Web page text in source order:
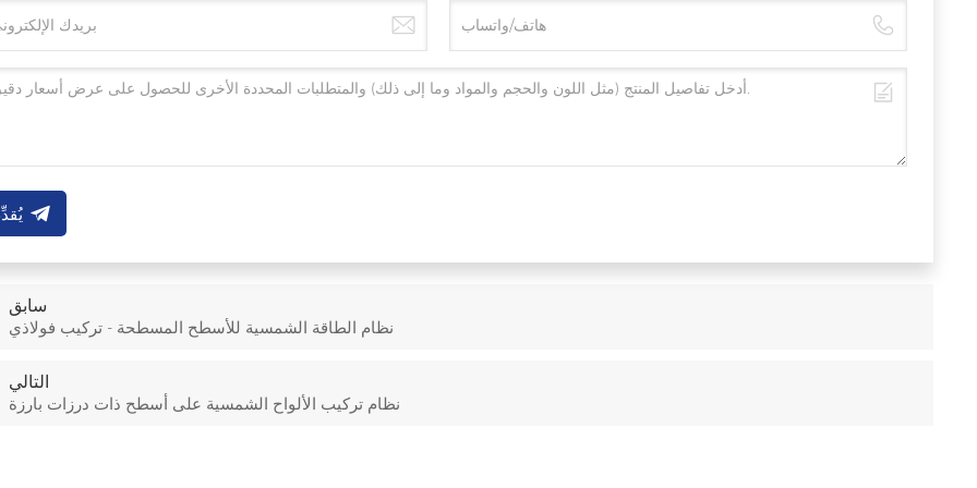
سابق
نظام الطاقة الشمسية للأسطح المسطحة - تركيب فولاذي
التالي
نظام تركيب الألواح الشمسية على أسطح ذات درزات بارزة